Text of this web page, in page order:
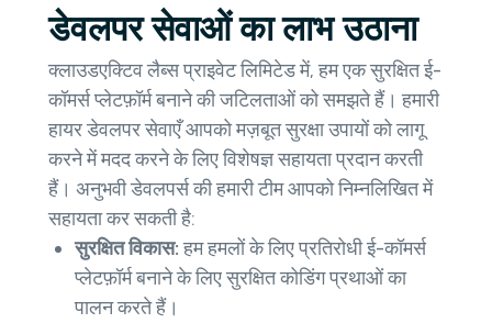
डेवलपर सेवाओं का लाभ उठाना
क्लाउडएक्टिव लैब्स प्राइवेट लिमिटेड में, हम एक सुरक्षित ई-
कॉमर्स प्लेटफ़ॉर्म बनाने की जटिलताओं को समझते हैं। हमारी
हायर डेवलपर सेवाएँ आपको मज़बूत सुरक्षा उपायों को लागू
करने में मदद करने के लिए विशेषज्ञ सहायता प्रदान करती
हैं। अनुभवी डेवलपर्स की हमारी टीम आपको निम्नलिखित में
सहायता कर सकती है:
सुरक्षित विकास:हम हमलों के लिए प्रतिरोधी ई-कॉमर्स
प्लेटफ़ॉर्म बनाने के लिए सुरक्षित कोडिंग प्रथाओं का
पालन करते हैं।